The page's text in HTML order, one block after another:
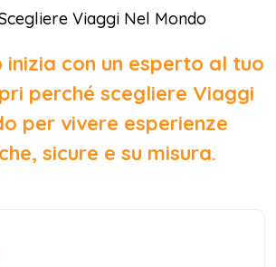
Viaggi Nel Mondo
inizia con un esperto al tuo
perché scegliere Viaggi
per vivere esperienze
sicure e su misura.